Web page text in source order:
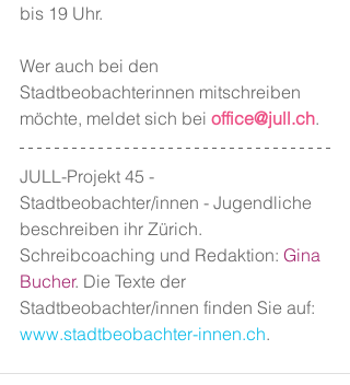
bis 19 Uhr.
Wer auch bei den
Stadtbeobachterinnen mitschreiben
möchte, meldet sich bei office@jull.ch.
JULL-Projekt 45 -
Stadtbeobachter/innen - Jugendliche
beschreiben ihr Zürich.
Schreibcoaching und Redaktion: Gina
Bucher. Die Texte der
Stadtbeobachter/innen finden Sie auf:
www.stadtbeobachter-innen.ch.